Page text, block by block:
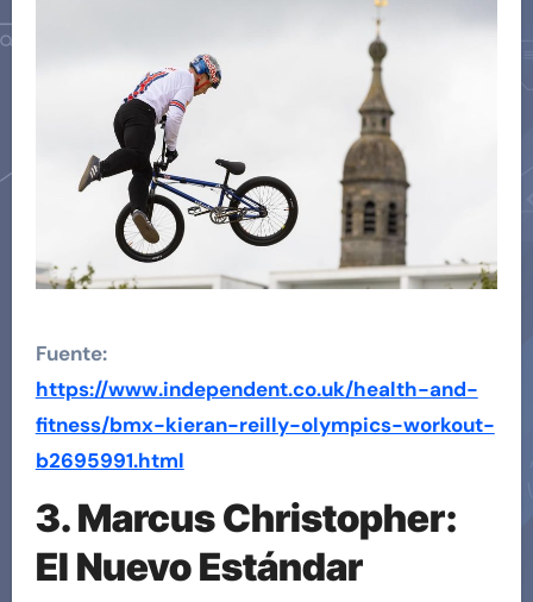
Fuente:
https://www.independent.co.uk/health-and-
fitness/bmx-kieran-reilly-olympics-workout-
b2695991.html
3. Marcus Christopher:
El Nuevo Estándar